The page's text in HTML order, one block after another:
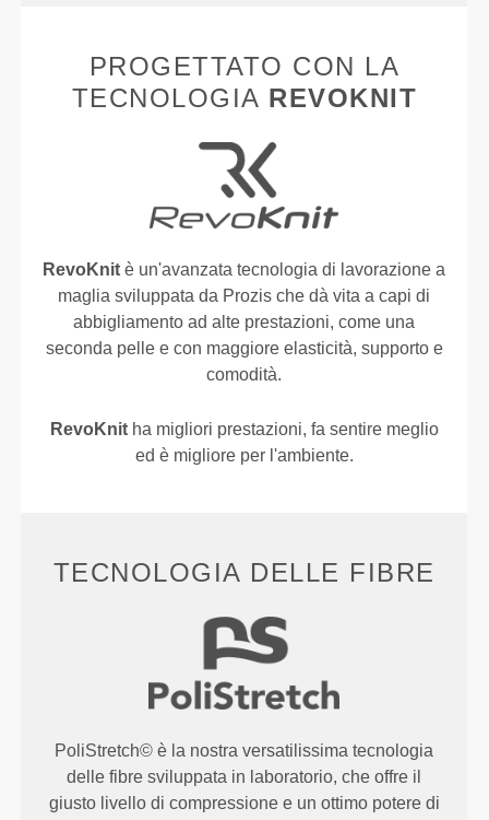
PROGETTATO CON LA
TECNOLOGIA REVOKNIT
RevoKnit è un'avanzata tecnologia di lavorazione a
maglia sviluppata da Prozis che dà vita a capi di
abbigliamento ad alte prestazioni, come una
seconda pelle e con maggiore elasticità, supporto e
comodità.
RevoKnitha migliori prestazioni, fa sentire meglio
ed è migliore per l'ambiente.
TECNOLOGIA DELLE FIBRE
PoliStretch© è la nostra versatilissima tecnologia
delle fibre sviluppata in laboratorio, che offre il
giusto livello di compressione e un ottimo potere di